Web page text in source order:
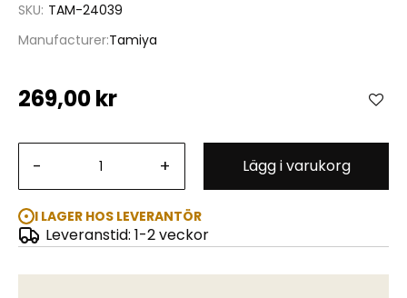
SKU TAM-24039
Manufacturer Tamiya
269,00 kr
- + Lägg i varukorg
I LAGER HOS LEVERANTÖR
Leveranstid: 1-2 veckor
bildgalleriet
Morris Mini Cooper 1275S Mk.1
av
bildgalleriet